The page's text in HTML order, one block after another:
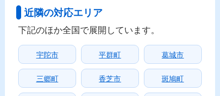
近隣の対応エリア
下記のほか全国で展開しています。
宇陀市 平群町 葛城市
三郷町 香芝市 斑鳩町